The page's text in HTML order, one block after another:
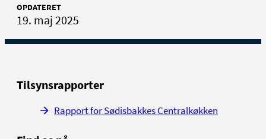
OPDATERET
19. maj 2025
Tilsynsrapporter
Rapport for Sødisbakkes Centralkøkken